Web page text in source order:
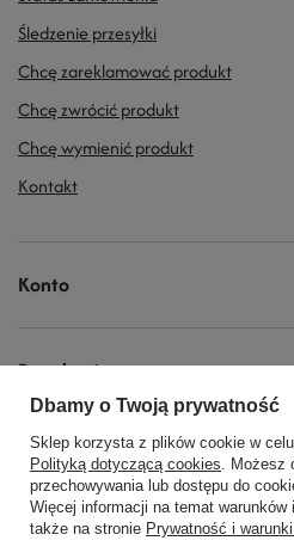
Śledzenie przesyłki
Chcę zareklamować produkt
Chcę zwrócić produkt
Chcę wymienić produkt
Kontakt
Konto
Regulaminy
Social Media
Dbamy o Twoją prywatność
Sklep korzysta z plików cookie w
Polityką dotyczącą cookies. Możesz
przechowywania lub dostępu do
Więcej informacji na temat
także na stronie Prywatność i